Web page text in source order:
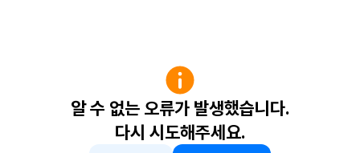
알 수 없는 오류가 발생했습니다.
다시 시도해주세요.